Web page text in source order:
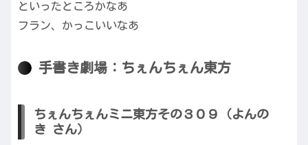
といったところかなあ
フラン、かっこいいなあ
手書き劇場：ちぇんちぇん東方
ちぇんちぇんミニ東方その３０９（よんの
き さん）